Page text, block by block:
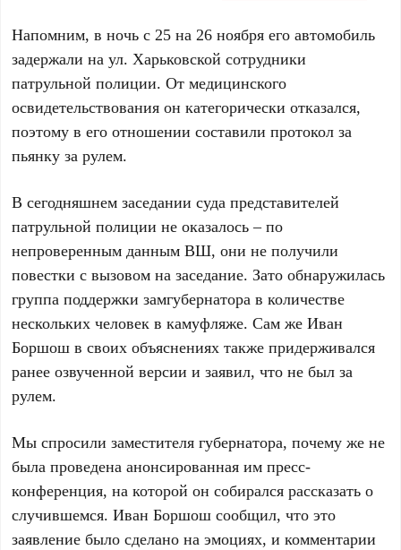
Напомним, в ночь с 25 на 26 ноября его автомобиль
задержали на ул. Харьковской сотрудники
патрульной полиции. От медицинского
освидетельствования он категорически отказался,
поэтому в его отношении составили протокол за
пьянку за рулем.
В сегодняшнем заседании суда представителей
патрульной полиции не оказалось – по
непроверенным данным ВШ, они не получили
повестки с вызовом на заседание. Зато обнаружилась
группа поддержки замгубернатора в количестве
нескольких человек в камуфляже. Сам же Иван
Боршош в своих объяснениях также придерживался
ранее озвученной версии и заявил, что не был за
рулем.
Мы спросили заместителя губернатора, почему же не
была проведена анонсированная им пресс-
конференция, на которой он собирался рассказать о
случившемся. Иван Боршош сообщил, что это
заявление было сделано на эмоциях, и комментарии